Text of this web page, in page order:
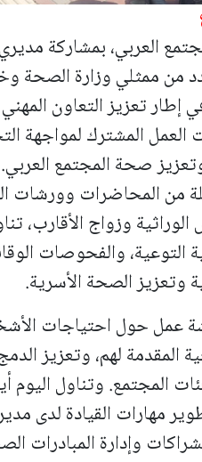
العربي، بمشاركة
من ممثلي وزارة الصحة
إطار تعزيز التعاون
العمل المشترك لمواجهة
صحة المجتمع العربي.
من المحاضرات
وزواج الأقارب،
التوعية، والفحوصات
وتعزيز الصحة الأسرية.
عمل حول احتياجات
المقدمة لهم، وتعزيز
المجتمع.وتناول
مهارات القيادة لدى
وإدارة المبادرات